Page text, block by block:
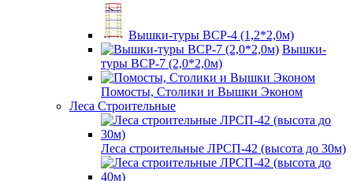
Вышки-туры ВСР-4 (1,2*2,0м)
Вышки-
туры ВСР-7 (2,0*2,0м)
Помосты, Столики и Вышки Эконом
Леса Строительные
Леса строительные ЛРСП-42 (высота до 30м)